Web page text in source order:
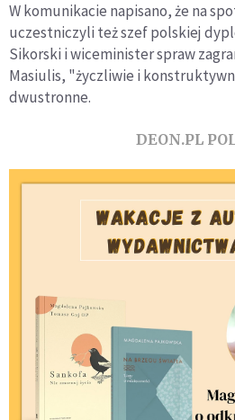
W komunikacie napisano, że na
uczestniczyli też szef polskiej
Sikorski i wiceminister spraw
Masiulis, "życzliwie i
dwustronne.
DEON.PL